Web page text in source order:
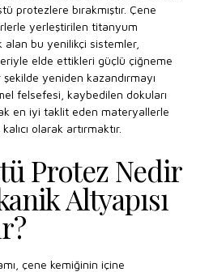
protezlere bırakmıştır. Çene
yerleştirilen titanyum
bu yenilikçi sistemler,
elde ettikleri güçlü çiğneme
yeniden kazandırmayı
felsefesi, kaybedilen dokuları
en iyi taklit eden materyallerle
olarak artırmaktır.
Protez Nedir
Altyapısı
çene kemiğinin içine